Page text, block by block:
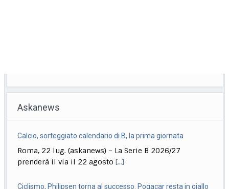
Askanews
Calcio, sorteggiato calendario di B, la prima giornata
Roma, 22 lug. (askanews) – La Serie B 2026/27
prenderà il via il 22 agosto[...]
Ciclismo, Philipsen torna al successo. Pogacar resta in giallo